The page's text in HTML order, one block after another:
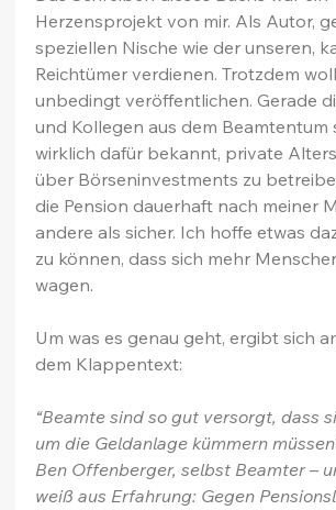
Herzensprojekt von mir. Als Autor,
speziellen Nische wie der unseren,
Reichtümer verdienen. Trotzdem
unbedingt veröffentlichen. Gerade
und Kollegen aus dem Beamtentum
wirklich dafür bekannt, private
über Börseninvestments zu
die Pension dauerhaft nach meiner
andere als sicher. Ich hoffe etwas
zu können, dass sich mehr
wagen.
Um was es genau geht, ergibt sich
dem Klappentext:
“Beamte sind so gut versorgt, dass
um die Geldanlage kümmern
Ben Offenberger, selbst Beamter –
weiß aus Erfahrung: Gegen